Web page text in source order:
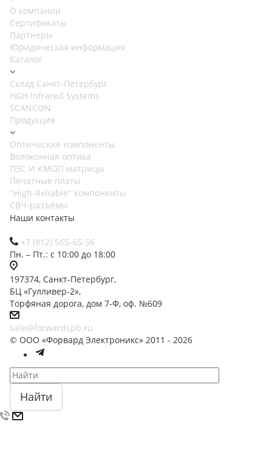
О компании
Сертификаты
Партнеры
Юридическая информация
Каталог
Cклад Санкт-Петербург
HGH Infrared Systems
SCANCON
Продукция
Оптические компоненты
Волоконная оптика
ПЗС И КМОП матрицы
Печатные платы
"High-Reliable" компоненты
СВЧ-разъёмы
Наши контакты
+7 (812) 565-65-56
Пн. – Пт.: с 10:00 до 18:00
197374, Санкт-Петербург,
БЦ «Гулливер-2»,
Торфяная дорога, дом 7-Ф, оф. №609
sale@forwardspb.ru
© ООО «Форвард Электроникс» 2011 - 2026
Найти